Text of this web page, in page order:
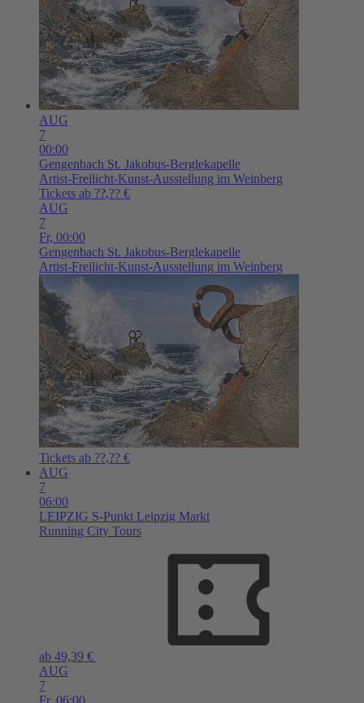
AUG
7
00:00
Gengenbach St. Jakobus-Berglekapelle
Artist-Freilicht-Kunst-Ausstellung im Weinberg
Tickets ab ??,?? €
AUG
7
Fr, 00:00
Gengenbach St. Jakobus-Berglekapelle
Artist-Freilicht-Kunst-Ausstellung im Weinberg
Tickets ab ??,?? €
AUG
7
06:00
LEIPZIG S-Punkt Leipzig Markt
Running City Tours
ab 49,39 €
AUG
7
Fr, 06:00